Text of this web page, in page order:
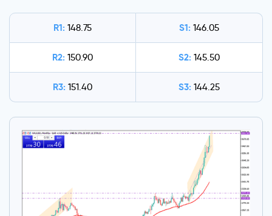
R1: 148.75 S1: 146.05
R2: 150.90 S2: 145.50
R3: 151.40 S3: 144.25